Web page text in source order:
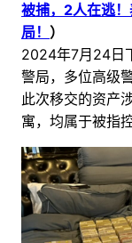
被捕，2人在逃
局！ ）
2024年7月24日
警局，多位高级
此次移交的资产
寓，均属于被指